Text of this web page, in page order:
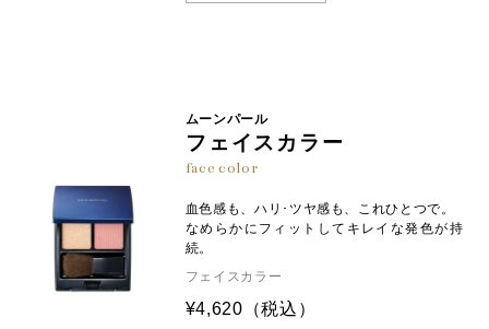
ムーンパール
フェイスカラー
face color
血色感も、ハリ･ツヤ感も、これひとつで。
なめらかにフィットしてキレイな発色が持
続。
フェイスカラー
¥4,620 （税込）